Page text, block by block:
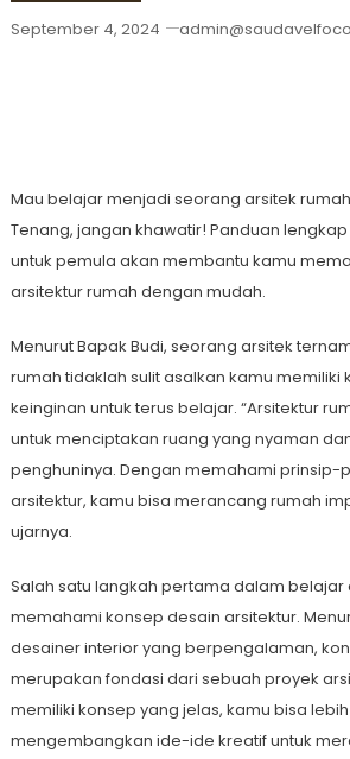
September 4, 2024
Mau belajar menjadi seorang arsitek
Tenang, jangan khawatir! Panduan
untuk pemula akan membantu kamu
arsitektur rumah dengan mudah.
Menurut Bapak Budi, seorang arsitek
rumah tidaklah sulit asalkan kamu memiliki
keinginan untuk terus belajar. “Arsitektur
untuk menciptakan ruang yang nyaman
penghuninya. Dengan memahami prinsip-
arsitektur, kamu bisa merancang rumah
ujarnya.
Salah satu langkah pertama dalam belajar
memahami konsep desain arsitektur.
desainer interior yang berpengalaman,
merupakan fondasi dari sebuah proyek
memiliki konsep yang jelas, kamu bisa
mengembangkan ide-ide kreatif untuk